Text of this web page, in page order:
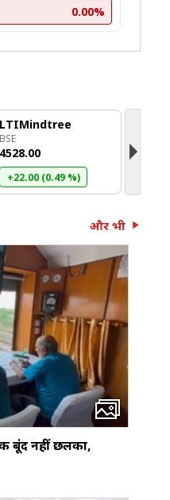
0.00%
LTIMindtree
BSE
₹4528.00
+22.00 (0.49 %)
बूंद नहीं छलका,
और भी